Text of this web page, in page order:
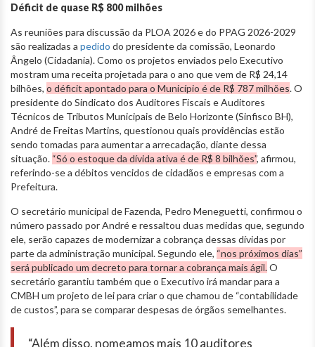
Déficit de quase R$ 800 milhões
As reuniões para discussão da PLOA 2026 e do PPAG 2026-2029
são realizadas a pedido do presidente da comissão, Leonardo
Ângelo (Cidadania). Como os projetos enviados pelo Executivo
mostram uma receita projetada para o ano que vem de R$ 24,14
bilhões, o déficit apontado para o Município é de R$ 787 milhões. O
presidente do Sindicato dos Auditores Fiscais e Auditores
Técnicos de Tributos Municipais de Belo Horizonte (Sinfisco BH),
André de Freitas Martins, questionou quais providências estão
sendo tomadas para aumentar a arrecadação, diante dessa
situação. “Só o estoque da dívida ativa é de R$ 8 bilhões”, afirmou,
referindo-se a débitos vencidos de cidadãos e empresas com a
Prefeitura.
O secretário municipal de Fazenda, Pedro Meneguetti, confirmou o
número passado por André e ressaltou duas medidas que, segundo
ele, serão capazes de modernizar a cobrança dessas dívidas por
parte da administração municipal. Segundo ele, “nos próximos dias”
será publicado um decreto para tornar a cobrança mais ágil.O
secretário garantiu também que o Executivo irá mandar para a
CMBH um projeto de lei para criar o que chamou de “contabilidade
de custos”, para se comparar despesas de órgãos semelhantes.
“Além disso, nomeamos mais 10 auditores